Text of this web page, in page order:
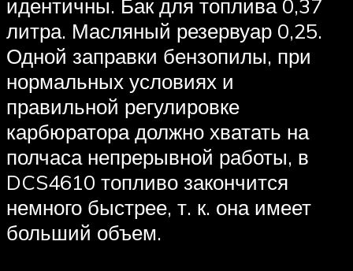
идентичны. Бак для топлива 0,37
литра. Масляный резервуар 0,25.
Одной заправки бензопилы, при
нормальных условиях и
правильной регулировке
карбюратора должно хватать на
полчаса непрерывной работы, в
DCS4610 топливо закончится
немного быстрее, т. к. она имеет
больший объем.